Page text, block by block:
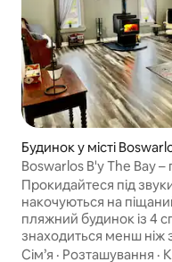
Будинок у місті
Boswarlos B'y The Bay
будинок для
Прокидайтеся під
накочуються на піщаний
пляжний будинок із 4
знаходиться менш ніж
ходьби від океану. 1
Сім’я · Розташування ·